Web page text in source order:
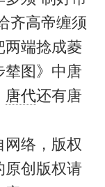
齐高帝缠须
两端捻成菱
辇图》中唐
唐代还有唐
络，版权
原创版权请